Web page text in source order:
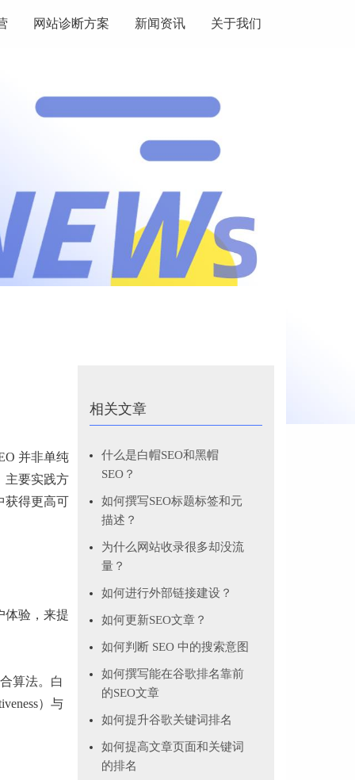
网站诊断方案 新闻资讯 关于我们
并非单纯
主要实践方
获得更高可
体验，来提
算法。白
）与
相关文章
什么是白帽SEO和黑帽
SEO？
如何撰写SEO标题标签和元
描述？
为什么网站收录很多却没流
量？
如何进行外部链接建设？
如何更新SEO文章？
如何判断 SEO 中的搜索意图
如何撰写能在谷歌排名靠前
的SEO文章
如何提升谷歌关键词排名
如何提高文章页面和关键词
的排名